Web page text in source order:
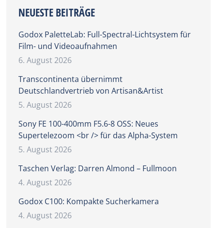
NEUESTE BEITRÄGE
Godox PaletteLab: Full-Spectral-Lichtsystem für
Film- und Videoaufnahmen
6. August 2026
Transcontinenta übernimmt
Deutschlandvertrieb von Artisan&Artist
5. August 2026
Sony FE 100-400mm F5.6-8 OSS: Neues
Supertelezoom <br /> für das Alpha-System
5. August 2026
Taschen Verlag: Darren Almond – Fullmoon
4. August 2026
Godox C100: Kompakte Sucherkamera
4. August 2026